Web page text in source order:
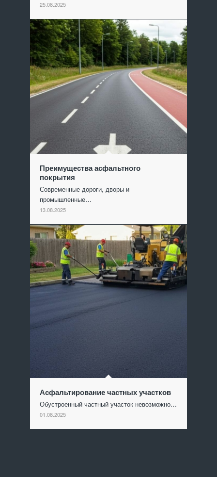
25.08.2025
Преимущества асфальтного
покрытия
Современные дороги, дворы и
промышленные…
13.08.2025
Асфальтирование частных участков
Обустроенный частный участок невозможно…
01.08.2025